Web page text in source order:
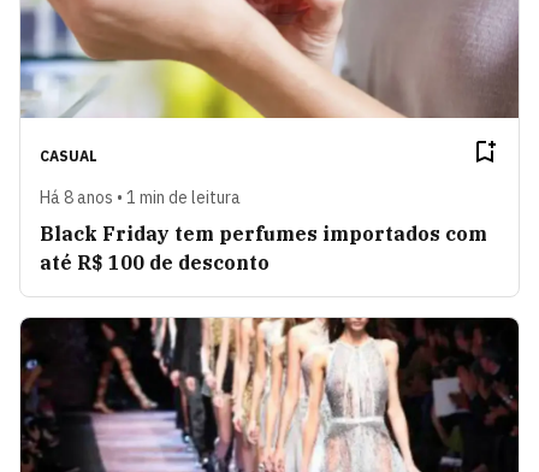
CASUAL
Há 8 anos • 1 min de leitura
Black Friday tem perfumes importados com
até R$ 100 de desconto